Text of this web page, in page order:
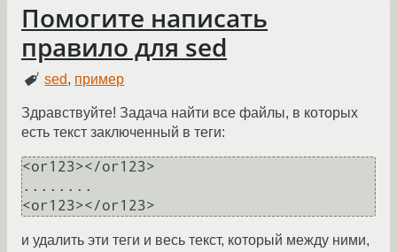
Помогите написать
правило для sed
sed, пример
Здравствуйте! Задача найти все файлы, в которых
есть текст заключенный в теги:
<or123></or123>
........
<or123></or123>
и удалить эти теги и весь текст, который между ними,